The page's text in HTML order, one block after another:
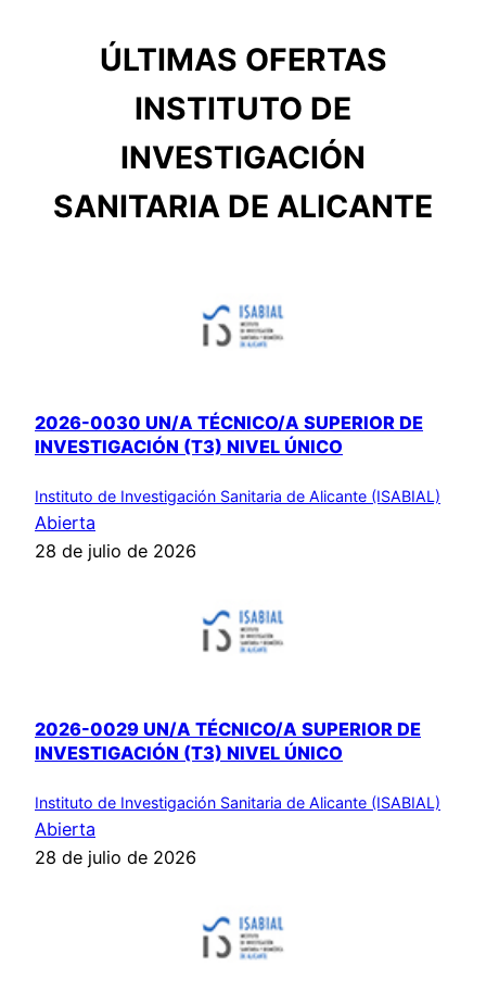
ÚLTIMAS OFERTAS
INSTITUTO DE
INVESTIGACIÓN
SANITARIA DE ALICANTE
2026-0030 UN/A TÉCNICO/A SUPERIOR DE
INVESTIGACIÓN (T3) NIVEL ÚNICO
Instituto de Investigación Sanitaria de Alicante (ISABIAL)
Abierta
28 de julio de 2026
2026-0029 UN/A TÉCNICO/A SUPERIOR DE
INVESTIGACIÓN (T3) NIVEL ÚNICO
Instituto de Investigación Sanitaria de Alicante (ISABIAL)
Abierta
28 de julio de 2026